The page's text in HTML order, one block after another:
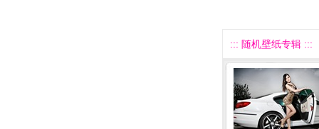
::: 随机壁纸专辑 :::